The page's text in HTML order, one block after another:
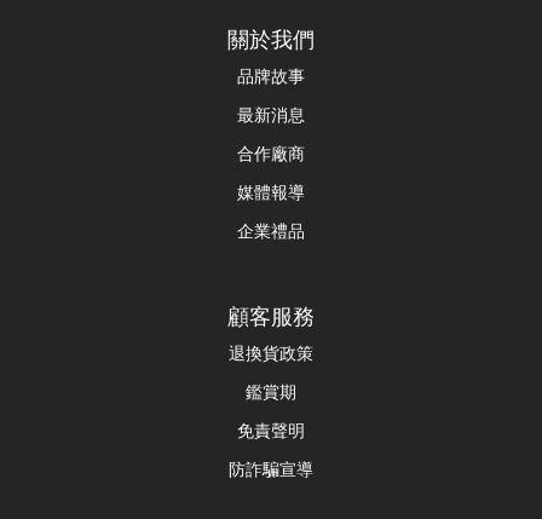
關於我們
品牌故事
最新消息
合作廠商
媒體報導
企業禮品
顧客服務
退換貨政策
鑑賞期
免責聲明
防詐騙宣導